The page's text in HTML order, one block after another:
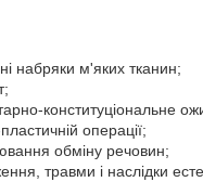
набряки м'яких тканин;
конституціональне
операції;
обміну речовин;
травми і наслідки